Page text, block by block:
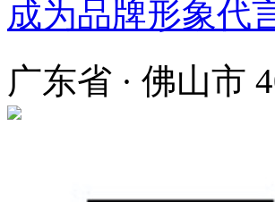
成为品牌形象代
广东省 · 佛山市